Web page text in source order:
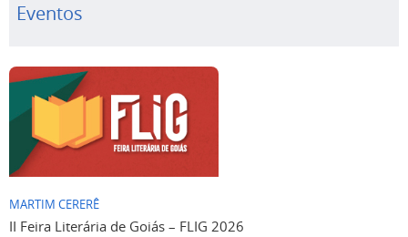
Eventos
MARTIM CERERÊ
II Feira Literária de Goiás – FLIG 2026